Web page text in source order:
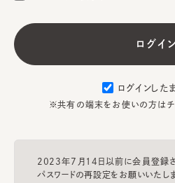
ログインした
※共有の端末をお使いの方はチ
2023年7月14日以前に会員登録
パスワードの再設定をお願いいたしま